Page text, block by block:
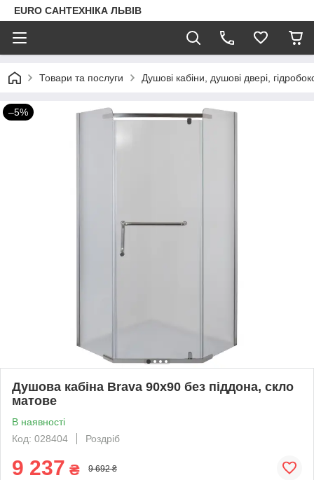
EURO САНТЕХНІКА ЛЬВІВ
Товари та послуги Душові кабіни, душові двері,
–5%
Душова кабіна Brava 90х90 без піддона, скло
матове
В наявності
Код: 028404
Роздріб
9 237 ₴ 9 692 ₴